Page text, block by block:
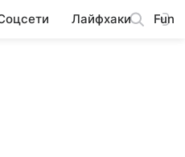
Лайфхаки Fun